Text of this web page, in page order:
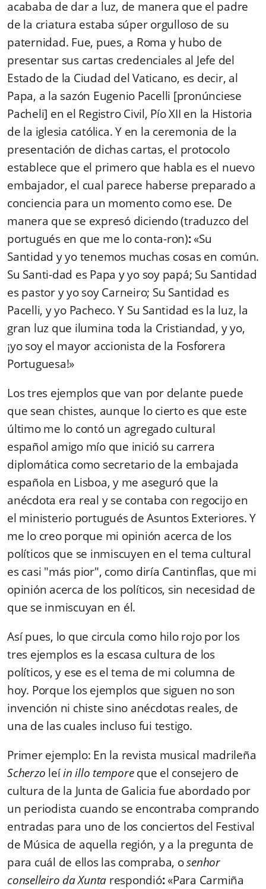
acababa de dar a luz, de manera que el padre
de la criatura estaba súper orgulloso de su
paternidad. Fue, pues, a Roma y hubo de
presentar sus cartas credenciales al Jefe del
Estado de la Ciudad del Vaticano, es decir, al
Papa, a la sazón Eugenio Pacelli [pronúnciese
Pacheli] en el Registro Civil, Pío XII en la Historia
de la iglesia católica. Y en la ceremonia de la
presentación de dichas cartas, el protocolo
establece que el primero que habla es el nuevo
embajador, el cual parece haberse preparado a
conciencia para un momento como ese. De
manera que se expresó diciendo (traduzco del
portugués en que me lo conta-ron):«Su
Santidad y yo tenemos muchas cosas en común.
Su Santi-dad es Papa y yo soy papá; Su Santidad
es pastor y yo soy Carneiro; Su Santidad es
Pacelli, y yo Pacheco. Y Su Santidad es la luz, la
gran luz que ilumina toda la Cristiandad, y yo,
¡yo soy el mayor accionista de la Fosforera
Portuguesa!»
Los tres ejemplos que van por delante puede
que sean chistes, aunque lo cierto es que este
último me lo contó un agregado cultural
español amigo mío que inició su carrera
diplomática como secretario de la embajada
española en Lisboa, y me aseguró que la
anécdota era real y se contaba con regocijo en
el ministerio portugués de Asuntos Exteriores. Y
me lo creo porque mi opinión acerca de los
políticos que se inmiscuyen en el tema cultural
es casi "más pior", como diría Cantinflas, que mi
opinión acerca de los políticos, sin necesidad de
que se inmiscuyan en él.
Así pues, lo que circula como hilo rojo por los
tres ejemplos es la escasa cultura de los
políticos, y ese es el tema de mi columna de
hoy. Porque los ejemplos que siguen no son
invención ni chiste sino anécdotas reales, de
una de las cuales incluso fui testigo.
Primer ejemplo: En la revista musical madrileña
Scherzo leíin illo temporeque el consejero de
cultura de la Junta de Galicia fue abordado por
un periodista cuando se encontraba comprando
entradas para uno de los conciertos del Festival
de Música de aquella región, y a la pregunta de
para cuál de ellos las compraba, osenhor
conselleiro da Xunta respondió:«Para Carmiña